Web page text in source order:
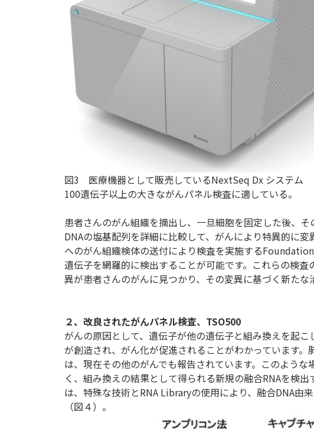
図3 医療機器として販売しているNextSeq Dx システム
100遺伝子以上の大きながんパネル検査に適している。
患者さんのがん組織を摘出し、一旦細胞を固定した後、
DNAの塩基配列を詳細に比較して、がんにより特異的に
へのがん組織検体の送付により検査を実施する
遺伝子を網羅的に検出することが可能です。これらの検
異が患者さんのがんに見つかり、その変異に基づく新たな
２、改良されたがんパネル検査、TSO500
がんの原因として、遺伝子が他の遺伝子と組み換えを起
が創造され、がん化が促進されることがわかっています
は、現在その他のがんでも報告されています。このよう
く、組み換えの結果として得られる新規の融合RNAを検
は、特殊な技術とRNA Libraryの使用により、融合DNA由
（図４）。